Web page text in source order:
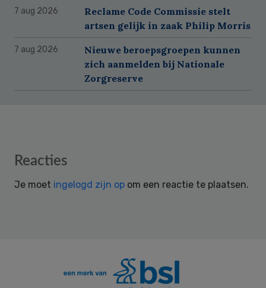
7 aug 2026
Reclame Code Commissie stelt
artsen gelijk in zaak Philip Morris
7 aug 2026
Nieuwe beroepsgroepen kunnen
zich aanmelden bij Nationale
Zorgreserve
Reader
Reacties
Je moet ingelogd zijn op om een reactie te plaatsen.